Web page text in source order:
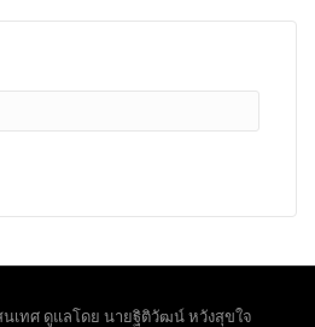
เทศ ดูแลโดย นายฐิติวัฒน์ หวังสุขใจ